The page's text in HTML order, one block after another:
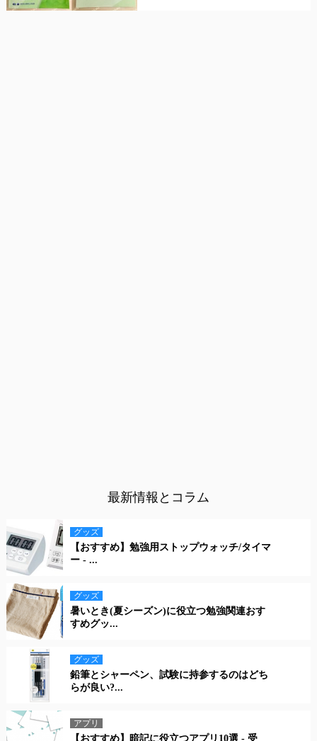
最新情報とコラム
グッズ
【おすすめ】勉強用ストップウォッチ/タイマ
ー - ...
グッズ
暑いとき(夏シーズン)に役立つ勉強関連おす
すめグッ...
グッズ
鉛筆とシャーペン、試験に持参するのはどち
らが良い?...
アプリ
【おすすめ】暗記に役立つアプリ10選 - 受